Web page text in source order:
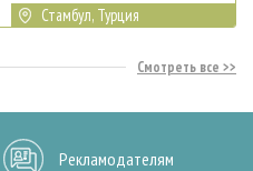
Стамбул, Турция
Смотреть все
Рекламодателям